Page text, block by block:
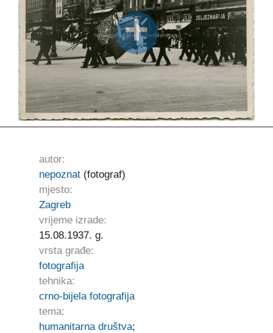
autor:
nepoznat(fotograf)
mjesto:
Zagreb
vrijeme izrade:
15.08.1937. g.
vrsta građe:
fotografija
tehnika:
crno-bijela fotografija
tema:
humanitarna društva;